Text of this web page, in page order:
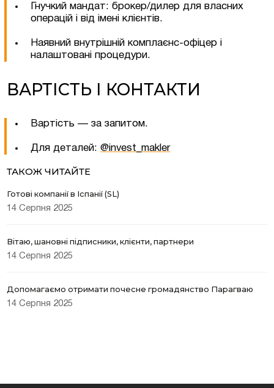
Гнучкий мандат: брокер/дилер для власних
операцій і від імені клієнтів.
Наявний внутрішній комплаєнс-офіцер і
налаштовані процедури.
ВАРТІСТЬ І КОНТАКТИ
Вартість — за запитом.
Для деталей:@invest_makler
ТАКОЖ ЧИТАЙТЕ
Готові компанії в Іспанії (SL)
14 Серпня 2025
Вітаю, шановні підписники, клієнти, партнери
14 Серпня 2025
Допомагаємо отримати почесне громадянство Парагваю
14 Серпня 2025